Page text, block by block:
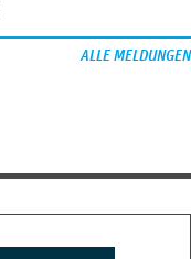
ALLE MELDUNGEN